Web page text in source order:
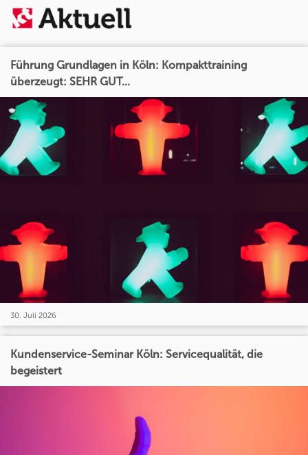
Führung Grundlagen in Köln: Kompakttraining
überzeugt: SEHR GUT...
30. Juli 2026
Kundenservice-Seminar Köln: Servicequalität, die
begeistert